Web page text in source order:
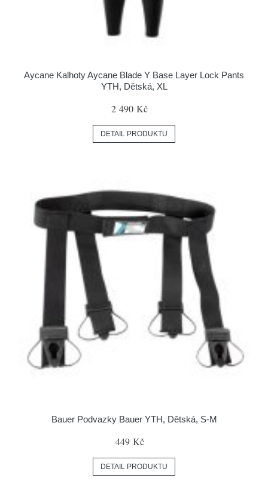
Aycane Kalhoty Aycane Blade Y Base Layer Lock Pants
YTH, Dětská, XL
2 490 Kč
DETAIL PRODUKTU
Bauer Podvazky Bauer YTH, Dětská, S-M
449 Kč
DETAIL PRODUKTU